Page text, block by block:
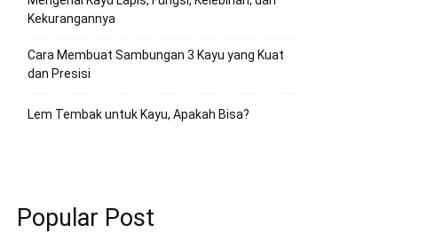
Kekurangannya
Cara Membuat Sambungan 3 Kayu yang Kuat
dan Presisi
Lem Tembak untuk Kayu, Apakah Bisa?
Popular Post